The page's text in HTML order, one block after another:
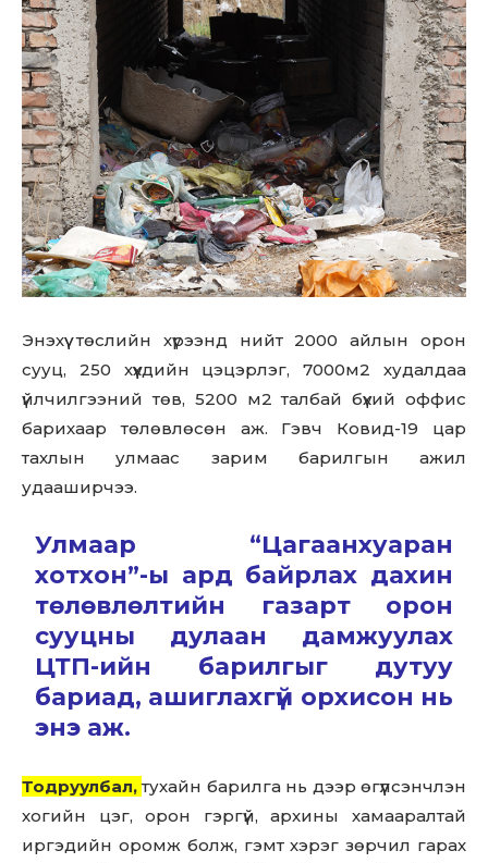
Don't miss
out!
Sing up for our newsletter
to stay in the loop.
SUBSCRIBE
Энэхүү төслийн хүрээнд нийт 2000 айлын орон
сууц, 250 хүүхдийн цэцэрлэг, 7000м2 худалдаа
үйлчилгээний төв, 5200 м2 талбай бүхий оффис
барихаар төлөвлөсөн аж. Гэвч Ковид-19 цар
тахлын улмаас зарим барилгын ажил
удааширчээ.
Улмаар “Цагаанхуаран
хотхон”-ы ард байрлах дахин
төлөвлөлтийн газарт орон
сууцны дулаан дамжуулах
ЦТП-ийн барилгыг дутуу
бариад, ашиглахгүй орхисон нь
энэ аж.
Тодруулбал, тухайн барилга нь дээр өгүүлсэнчлэн
хогийн цэг, орон гэргүй, архины хамааралтай
иргэдийн оромж болж, гэмт хэрэг зөрчил гарах